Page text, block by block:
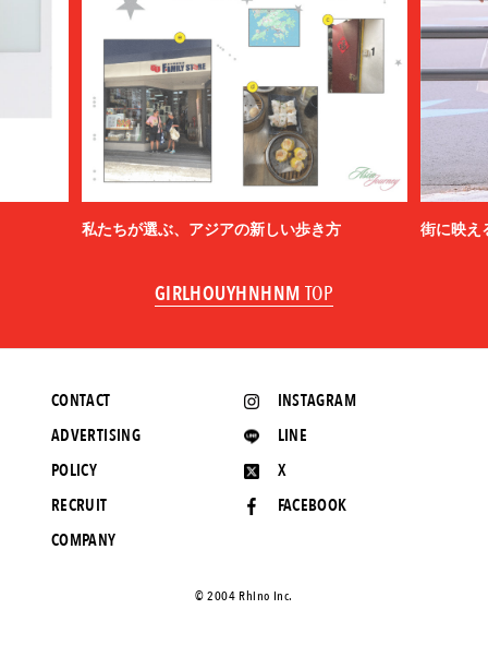
私たちが選ぶ、アジアの新しい歩き方 街に映え
GIRLHOUYHNHNM TOP
INSTAGRAM
LINE
X
FACEBOOK
CONTACT
ADVERTISING
POLICY
RECRUIT
COMPANY
©️ 2004 Rhino Inc.